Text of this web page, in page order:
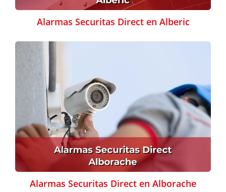
Alarmas Securitas Direct en Alberic
Alarmas Securitas Direct en Alborache